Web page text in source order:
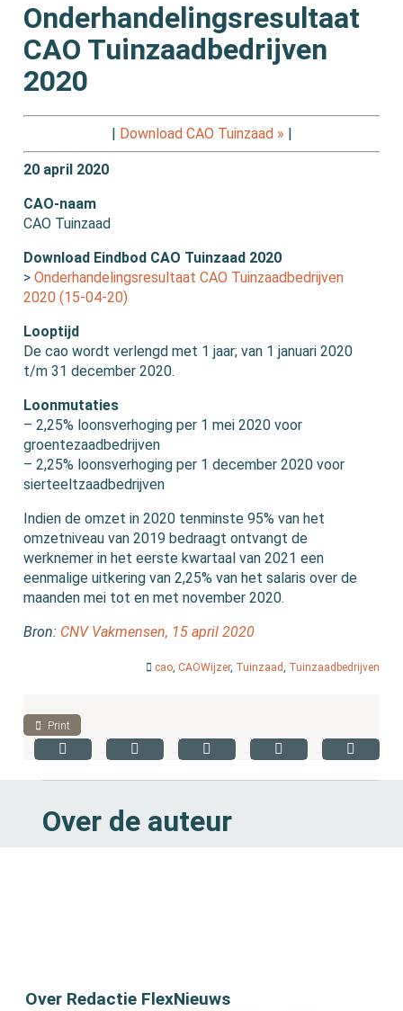
Onderhandelingsresultaat
CAO Tuinzaadbedrijven
2020
| Download CAO Tuinzaad » |
20 april 2020
CAO-naam
CAO Tuinzaad
Download Eindbod CAO Tuinzaad 2020
>Onderhandelingsresultaat CAO Tuinzaadbedrijven
2020 (15-04-20)
Looptijd
De cao wordt verlengd met 1 jaar; van 1 januari 2020
t/m 31 december 2020.
Loonmutaties
– 2,25% loonsverhoging per 1 mei 2020 voor
groentezaadbedrijven
– 2,25% loonsverhoging per 1 december 2020 voor
sierteeltzaadbedrijven
Indien de omzet in 2020 tenminste 95% van het
omzetniveau van 2019 bedraagt ontvangt de
werknemer in het eerste kwartaal van 2021 een
eenmalige uitkering van 2,25% van het salaris over de
maanden mei tot en met november 2020.
Bron: CNV Vakmensen, 15 april 2020
cao, CAOWijzer, Tuinzaad Tuinzaadbedrijven
Print
Over de auteur
Over Redactie FlexNieuws